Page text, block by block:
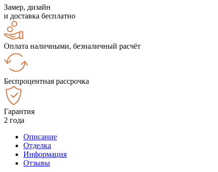
Замер, дизайн
и доставка бесплатно
Оплата наличными, безналичный расчёт
Беспроцентная рассрочка
Гарантия
2 года
Описание
Отделка
Информация
Отзывы